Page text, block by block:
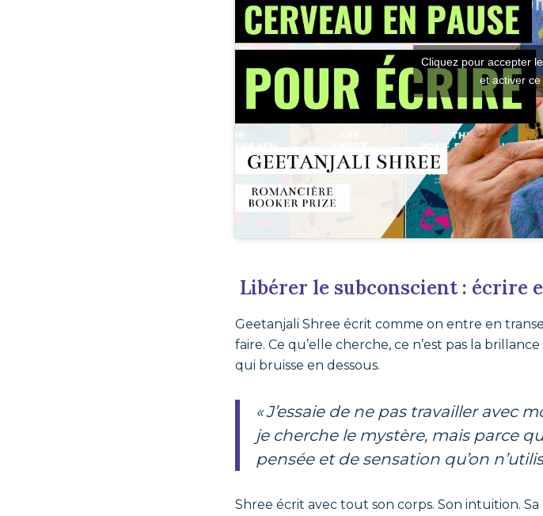
Cliquez pour accepter
et activer
Libérer le subconscient : écrire
Geetanjali Shree écrit comme on entre en
faire. Ce qu’elle cherche, ce n’est pas la
qui bruisse en dessous.
« J’essaie de ne pas travailler avec mon cerveau conscient. Pas parce que
je cherche le mystère, mais parce
pensée et de sensation qu’on
Shree écrit avec tout son corps. Son intuition.